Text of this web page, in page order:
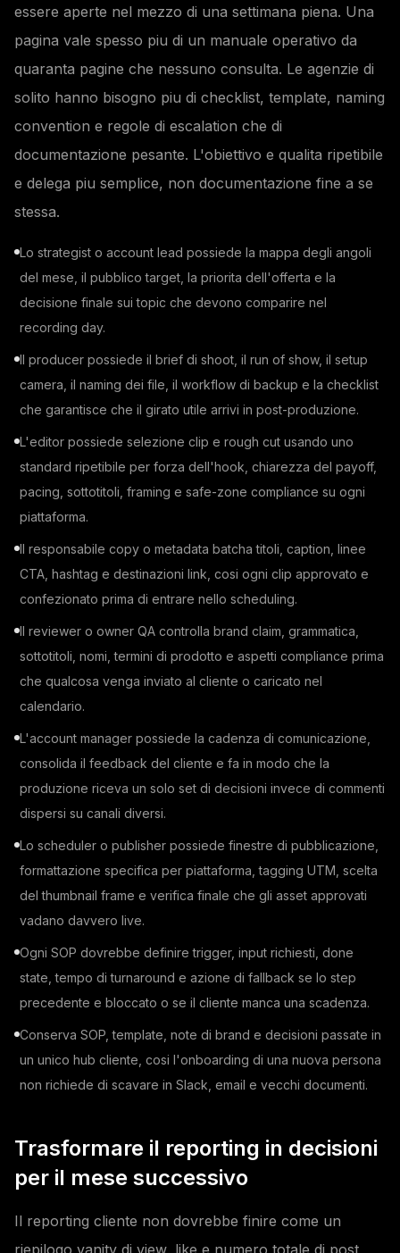
essere aperte nel mezzo di una settimana piena. Una
pagina vale spesso piu di un manuale operativo da
quaranta pagine che nessuno consulta. Le agenzie di
solito hanno bisogno piu di checklist, template, naming
convention e regole di escalation che di
documentazione pesante. L'obiettivo e qualita ripetibile
e delega piu semplice, non documentazione fine a se
stessa.
Lo strategist o account lead possiede la mappa degli angoli
del mese, il pubblico target, la priorita dell'offerta e la
decisione finale sui topic che devono comparire nel
recording day.
Il producer possiede il brief di shoot, il run of show, il setup
camera, il naming dei file, il workflow di backup e la checklist
che garantisce che il girato utile arrivi in post-produzione.
L'editor possiede selezione clip e rough cut usando uno
standard ripetibile per forza dell'hook, chiarezza del payoff,
pacing, sottotitoli, framing e safe-zone compliance su ogni
piattaforma.
Il responsabile copy o metadata batcha titoli, caption, linee
CTA, hashtag e destinazioni link, cosi ogni clip approvato e
confezionato prima di entrare nello scheduling.
Il reviewer o owner QA controlla brand claim, grammatica,
sottotitoli, nomi, termini di prodotto e aspetti compliance prima
che qualcosa venga inviato al cliente o caricato nel
calendario.
L'account manager possiede la cadenza di comunicazione,
consolida il feedback del cliente e fa in modo che la
produzione riceva un solo set di decisioni invece di commenti
dispersi su canali diversi.
Lo scheduler o publisher possiede finestre di pubblicazione,
formattazione specifica per piattaforma, tagging UTM, scelta
del thumbnail frame e verifica finale che gli asset approvati
vadano davvero live.
Ogni SOP dovrebbe definire trigger, input richiesti, done
state, tempo di turnaround e azione di fallback se lo step
precedente e bloccato o se il cliente manca una scadenza.
Conserva SOP, template, note di brand e decisioni passate in
un unico hub cliente, cosi l'onboarding di una nuova persona
non richiede di scavare in Slack, email e vecchi documenti.
Trasformare il reporting in decisioni
per il mese successivo
Il reporting cliente non dovrebbe finire come un